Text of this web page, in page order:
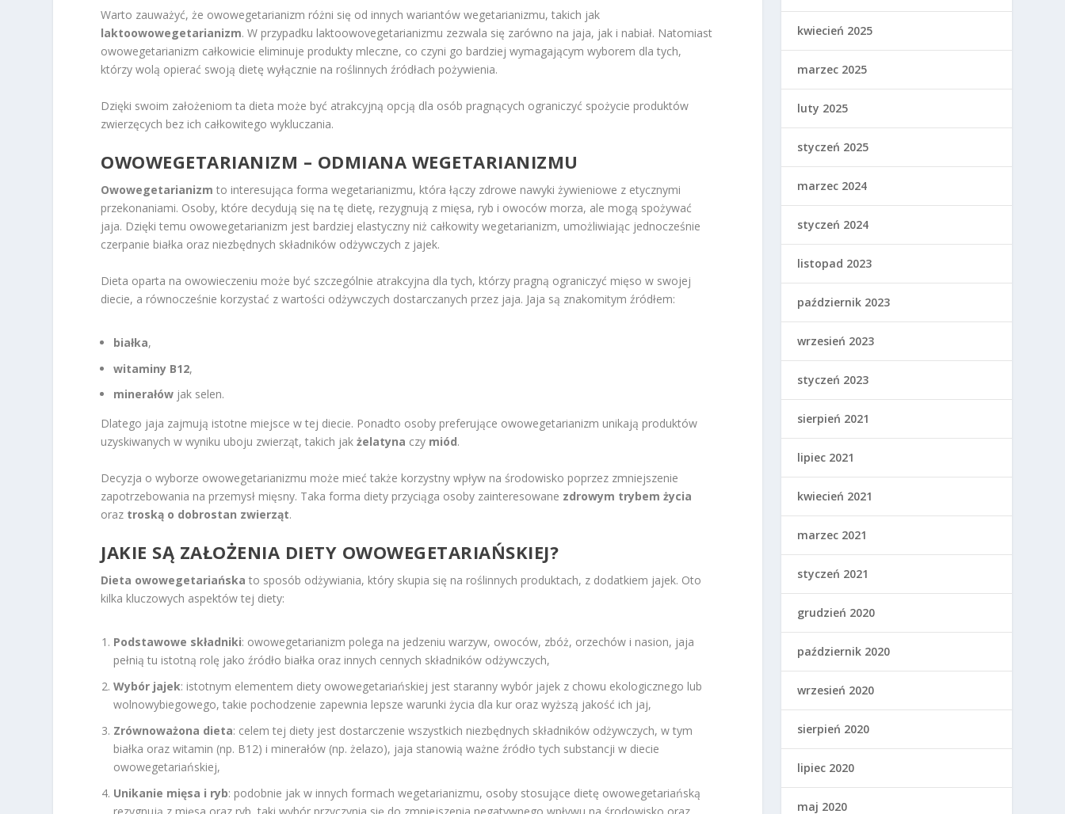
Warto zauważyć, że owowegetarianizm różni się od innych wariantów wegetarianizmu, takich jak
laktoowowegetarianizm. W przypadku laktoowovegetarianizmu zezwala się zarówno na jaja, jak i nabiał. Natomiast
owowegetarianizm całkowicie eliminuje produkty mleczne, co czyni go bardziej wymagającym wyborem dla tych,
którzy wolą opierać swoją dietę wyłącznie na roślinnych źródłach pożywienia.
Dzięki swoim założeniom ta dieta może być atrakcyjną opcją dla osób pragnących ograniczyć spożycie produktów
zwierzęcych bez ich całkowitego wykluczania.
OWOWEGETARIANIZM – ODMIANA WEGETARIANIZMU
Owowegetarianizm to interesująca forma wegetarianizmu, która łączy zdrowe nawyki żywieniowe z etycznymi
przekonaniami. Osoby, które decydują się na tę dietę, rezygnują z mięsa, ryb i owoców morza, ale mogą spożywać
jaja. Dzięki temu owowegetarianizm jest bardziej elastyczny niż całkowity wegetarianizm, umożliwiając jednocześnie
czerpanie białka oraz niezbędnych składników odżywczych z jajek.
Dieta oparta na owowieczeniu może być szczególnie atrakcyjna dla tych, którzy pragną ograniczyć mięso w swojej
diecie, a równocześnie korzystać z wartości odżywczych dostarczanych przez jaja. Jaja są znakomitym źródłem:
białka,
witaminy B12,
minerałów jak selen.
Dlatego jaja zajmują istotne miejsce w tej diecie. Ponadto osoby preferujące owowegetarianizm unikają produktów
uzyskiwanych w wyniku uboju zwierząt, takich jakżelatyna czy miód.
Decyzja o wyborze owowegetarianizmu może mieć także korzystny wpływ na środowisko poprzez zmniejszenie
zapotrzebowania na przemysł mięsny. Taka forma diety przyciąga osoby zainteresowane zdrowym trybem życia
oraz troską o dobrostan zwierząt.
JAKIE SĄ ZAŁOŻENIA DIETY OWOWEGETARIAŃSKIEJ?
Dieta owowegetariańska to sposób odżywiania, który skupia się na roślinnych produktach, z dodatkiem jajek. Oto
kilka kluczowych aspektów tej diety:
Podstawowe składniki: owowegetarianizm polega na jedzeniu warzyw, owoców, zbóż, orzechów i nasion, jaja
pełnią tu istotną rolę jako źródło białka oraz innych cennych składników odżywczych,
Wybór jajek: istotnym elementem diety owowegetariańskiej jest staranny wybór jajek z chowu ekologicznego lub
wolnowybiegowego, takie pochodzenie zapewnia lepsze warunki życia dla kur oraz wyższą jakość ich jaj,
Zrównoważona dieta: celem tej diety jest dostarczenie wszystkich niezbędnych składników odżywczych, w tym
białka oraz witamin (np. B12) i minerałów (np. żelazo), jaja stanowią ważne źródło tych substancji w diecie
owowegetariańskiej,
Unikanie mięsa i ryb: podobnie jak w innych formach wegetarianizmu, osoby stosujące dietę owowegetariańską
rezygnują z mięsa oraz ryb, taki wybór przyczynia się do zmniejszenia negatywnego wpływu na środowisko oraz
kwiecień 2025
marzec 2025
luty 2025
styczeń 2025
marzec 2024
styczeń 2024
listopad 2023
październik 2023
wrzesień 2023
styczeń 2023
sierpień 2021
lipiec 2021
kwiecień 2021
marzec 2021
styczeń 2021
grudzień 2020
październik 2020
wrzesień 2020
sierpień 2020
lipiec 2020
maj 2020